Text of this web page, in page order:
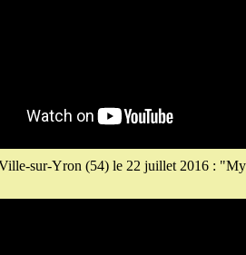
sur-Yron (54) le 22 juillet 2016 :